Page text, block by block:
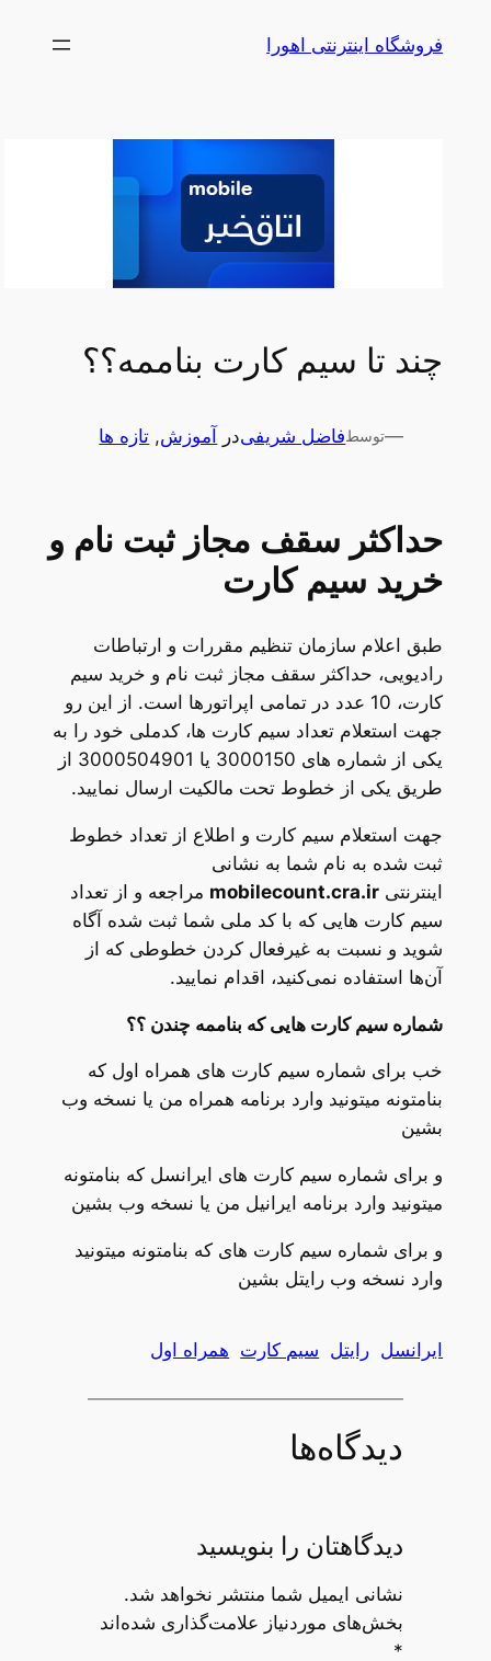
فروشگاه اینترنتی اهورا
چند تا سیم کارت بناممه؟؟
—توسطفاضل شریفیدر آموزش, تازه ها
حداکثر سقف مجاز ثبت نام و
خرید سیم کارت
طبق اعلام سازمان تنظیم مقررات و ارتباطات
رادیویی، حداکثر سقف مجاز ثبت نام و خرید سیم
کارت، 10 عدد در تمامی اپراتورها است. از این رو
جهت استعلام تعداد سیم کارت ها، کدملی خود را به
یکی از شماره های 3000150 یا 3000504901 از
طریق یکی از خطوط تحت مالکیت ارسال نمایید.
جهت استعلام سیم کارت و اطلاع از تعداد خطوط
ثبت شده به نام شما به نشانی
اینترنتی mobilecount.cra.ir مراجعه و از تعداد
سیم کارت هایی که با کد ملی شما ثبت ‌شده آگاه
شوید و نسبت به غیرفعال کردن خطوطی که از
آن‌ها استفاده نمی‌کنید، اقدام نمایید.
شماره سیم کارت هایی که بناممه چندن ؟؟
خب برای شماره سیم کارت های همراه اول که
بنامتونه میتونید وارد برنامه همراه من یا نسخه وب
بشین
و برای شماره سیم کارت های ایرانسل که بنامتونه
میتونید وارد برنامه ایرانیل من یا نسخه وب بشین
و برای شماره سیم کارت های که بنامتونه میتونید
وارد نسخه وب رایتل بشین
ایرانسل رایتل سیم کارت همراه اول
دیدگاه‌ها
دیدگاهتان را بنویسید
نشانی ایمیل شما منتشر نخواهد شد.
بخش‌های موردنیاز علامت‌گذاری شده‌اند
*